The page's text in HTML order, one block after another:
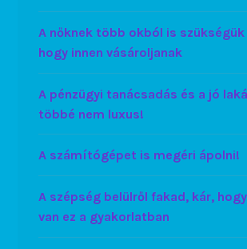
A nőknek több okból is szükségük
hogy innen vásároljanak
A pénzügyi tanácsadás és a jó
többé nem luxus!
A számítógépet is megéri ápolni!
A szépség belülről fakad, kár,
van ez a gyakorlatban